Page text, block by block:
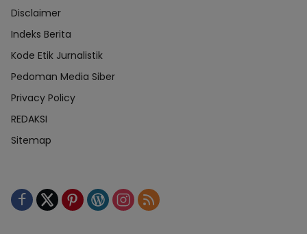
Disclaimer
Indeks Berita
Kode Etik Jurnalistik
Pedoman Media Siber
Privacy Policy
REDAKSI
Sitemap